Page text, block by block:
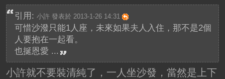
引用: 小許 發表於 2013-1-26 14:31
可惜沙潑只能1人座，未來如果夫人入住，那不是2個
人要抱在一起看。
也挻恩愛 ...
小許就不要裝清純了，一人坐沙發，當然是上下